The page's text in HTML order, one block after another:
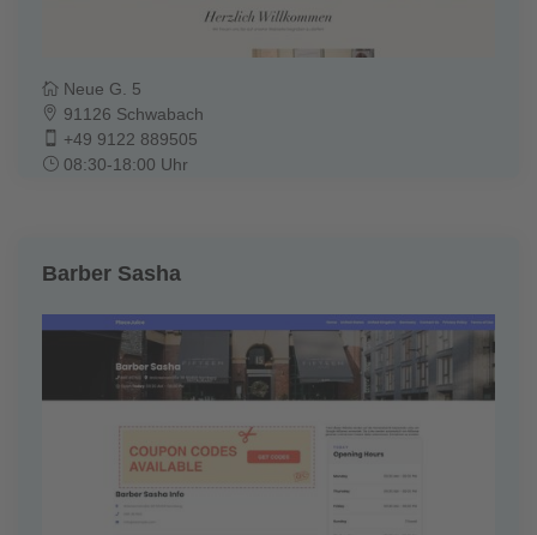
Neue G. 5
91126 Schwabach
+49 9122 889505
08:30-18:00 Uhr
Barber Sasha